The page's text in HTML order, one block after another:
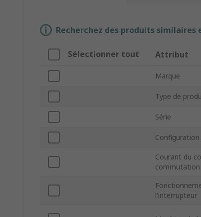
Recherchez des produits
Sélectionner tout Attribut
Marque
Type de
Série
Courant du
commutation
l'interrupteur